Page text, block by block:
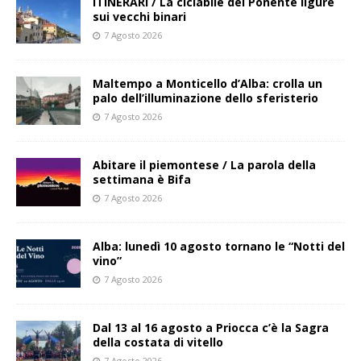
sui vecchi binari
7 Agosto 2026
Maltempo a Monticello d’Alba: crolla un
palo dell’illuminazione dello sferisterio
7 Agosto 2026
Abitare il piemontese / La parola della
settimana è Bifa
7 Agosto 2026
Alba: lunedì 10 agosto tornano le “Notti del
vino”
7 Agosto 2026
Dal 13 al 16 agosto a Priocca c’è la Sagra
della costata di vitello